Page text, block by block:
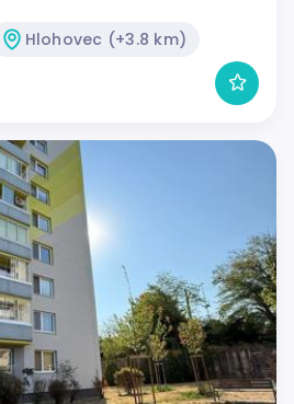
Hlohovec (+3.8 km)